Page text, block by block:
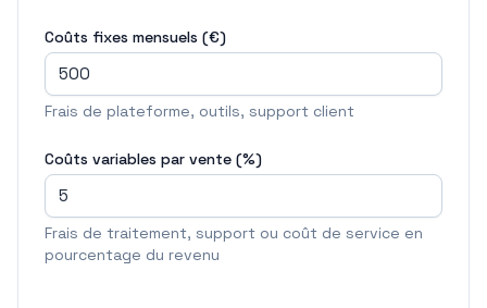
Coûts fixes mensuels (€)
Frais de plateforme, outils, support client
Coûts variables par vente (%)
Frais de traitement, support ou coût de service en
pourcentage du revenu